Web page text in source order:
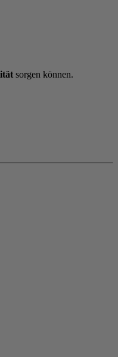
sorgen können.